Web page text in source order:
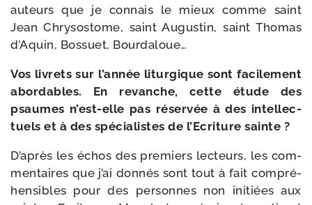
auteurs que je connais le mieux comme saint
Jean Chrysostome, saint Augustin, saint Thomas
d’Aquin, Bossuet, Bourdaloue…
Vos livrets sur l’année litur­gique sont faci­le­ment
abor­dables. En revanche, cette étude des
psaumes n’est-elle pas réser­vée à des intel­lec­
tuels et à des spé­cia­listes de l’Ecriture sainte ?
D’après les échos des pre­miers lec­teurs, les com­
men­taires que j’ai don­nés sont tout à fait com­pré­
hen­sibles pour des per­sonnes non ini­tiées aux